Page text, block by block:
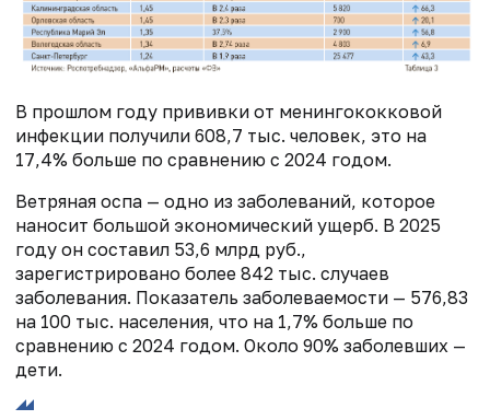
В прошлом году прививки от менингококковой
инфекции получили 608,7 тыс. человек, это на
17,4% больше по сравнению с 2024 годом.
Ветряная оспа — одно из заболеваний, которое
наносит большой экономический ущерб. В 2025
году он составил 53,6 млрд руб.,
зарегистрировано более 842 тыс. случаев
заболевания. Показатель заболеваемости — 576,83
на 100 тыс. населения, что на 1,7% больше по
сравнению с 2024 годом. Около 90% заболевших —
дети.